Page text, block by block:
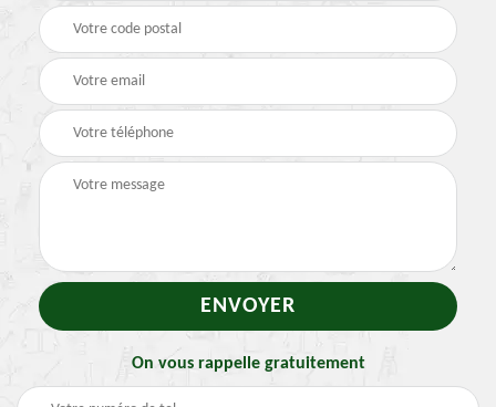
On vous rappelle gratuitement